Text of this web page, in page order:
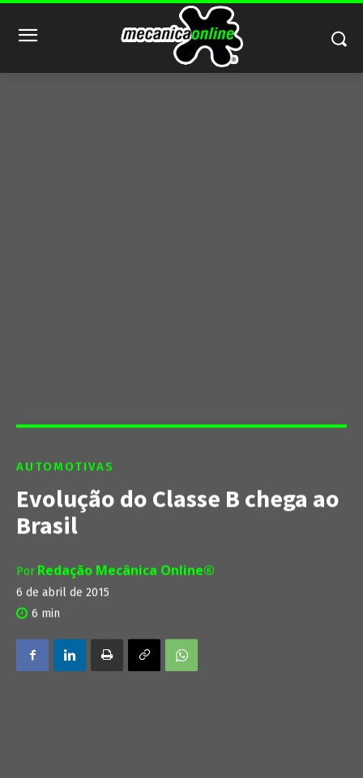
AUTOMOTIVAS
Evolução do Classe B chega ao
Brasil
Por Redação Mecânica Online®
6 de abril de 2015
6 min